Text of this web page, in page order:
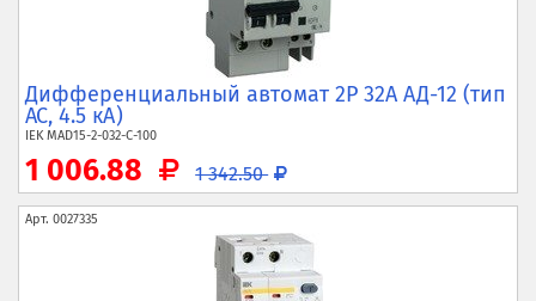
Дифференциальный автомат 2P 32А АД-12 (тип
AC, 4.5 кА)
IEKMAD15-2-032-C-100
1 006.88 1 342.50
Арт. 0027335